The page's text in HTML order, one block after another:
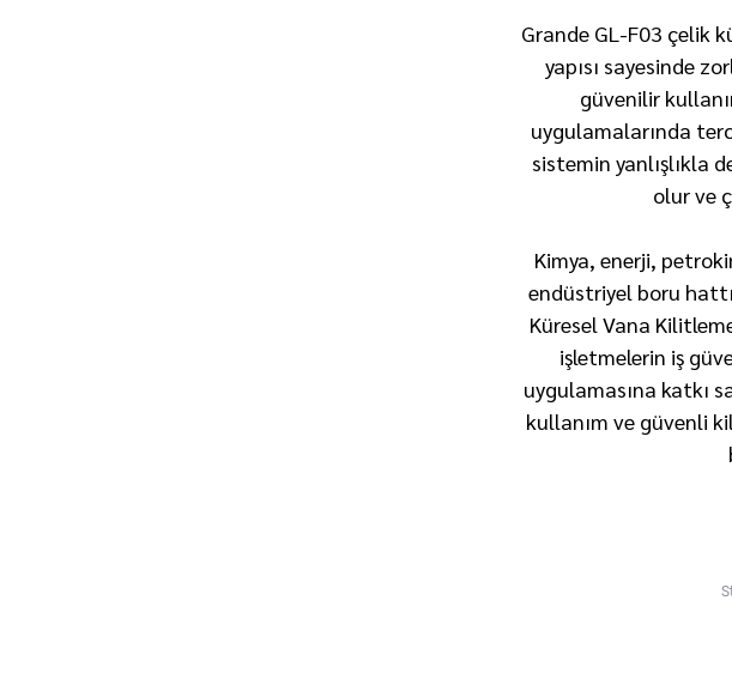
Grande GL-F03 çelik
yapısı sayesinde
güvenilir
uygulamalarında
sistemin yanlışlıkla
olur ve
Kimya, enerji,
endüstriyel boru
Küresel Vana
işletmelerin iş
uygulamasına katkı
kullanım ve güvenli